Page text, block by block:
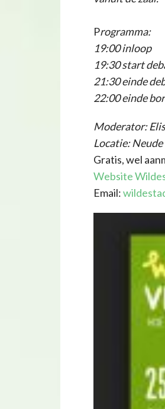
Programma:
19:00 inloop
19:30 start
21:30 einde
22:00 einde
Moderator:
Locatie:
Gratis, wel
Website
Email: